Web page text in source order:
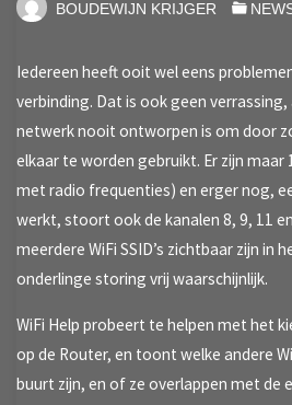
BOUDEWIJN KRIJGER
Iedereen heeft ooit wel eens
verbinding. Dat is ook geen verrassing,
netwerk nooit ontworpen is om door
elkaar te worden gebruikt. Er zijn maar
met radio frequenties) en erger nog,
werkt, stoort ook de kanalen 8, 9, 11
meerdere WiFi SSID’s zichtbaar zijn in
onderlinge storing vrij waarschijnlijk.
WiFi Help probeert te helpen met het
op de Router, en toont welke andere
buurt zijn, en of ze overlappen met de